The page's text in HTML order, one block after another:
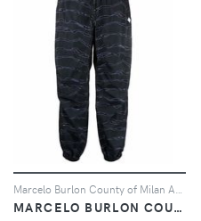
MARCELO BURLON COUNTY OF MILAN